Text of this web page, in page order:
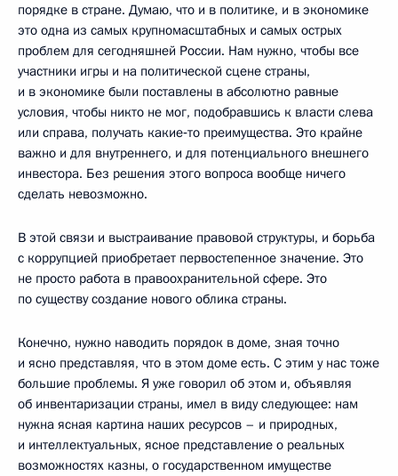
порядке в стране. Думаю, что и в политике, и в экономике
это одна из самых крупномасштабных и самых острых
проблем для сегодняшней России. Нам нужно, чтобы все
участники игры и на политической сцене страны,
и в экономике были поставлены в абсолютно равные
условия, чтобы никто не мог, подобравшись к власти слева
или справа, получать какие‑то преимущества. Это крайне
важно и для внутреннего, и для потенциального внешнего
инвестора. Без решения этого вопроса вообще ничего
сделать невозможно.
В этой связи и выстраивание правовой структуры, и борьба
с коррупцией приобретает первостепенное значение. Это
не просто работа в правоохранительной сфере. Это
по существу создание нового облика страны.
Конечно, нужно наводить порядок в доме, зная точно
и ясно представляя, что в этом доме есть. С этим у нас тоже
большие проблемы. Я уже говорил об этом и, объявляя
об инвентаризации страны, имел в виду следующее: нам
нужна ясная картина наших ресурсов – и природных,
и интеллектуальных, ясное представление о реальных
возможностях казны, о государственном имуществе